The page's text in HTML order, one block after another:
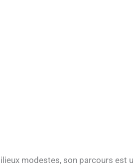
modestes, son parcours est